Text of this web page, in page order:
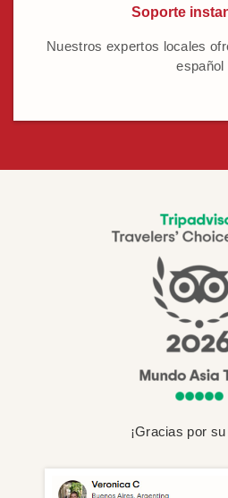
Soporte
Nuestros expertos locales
español
¡Gracias por